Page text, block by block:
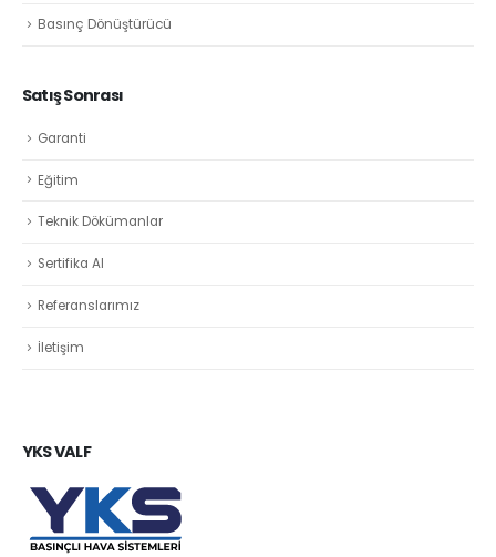
Basınç Dönüştürücü
Satış Sonrası
Garanti
Eğitim
Teknik Dökümanlar
Sertifika Al
Referanslarımız
İletişim
YKS VALF